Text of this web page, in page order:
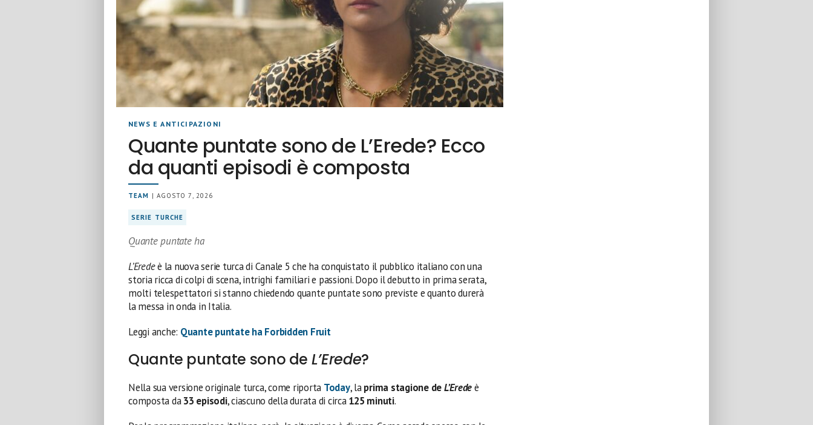
NEWS E ANTICIPAZIONI
Quante puntate sono de L’Erede? Ecco
da quanti episodi è composta
TEAM | AGOSTO 7, 2026
SERIE TURCHE
Quante puntate ha
L’Eredeè la nuova serie turca di Canale 5 che ha conquistato il pubblico italiano con una
storia ricca di colpi di scena, intrighi familiari e passioni. Dopo il debutto in prima serata,
molti telespettatori si stanno chiedendo quante puntate sono previste e quanto durerà
la messa in onda in Italia.
Leggi anche: Quante puntate ha Forbidden Fruit
Quante puntate sono de L’Erede?
Nella sua versione originale turca, come riporta Today, laprima stagione deL’Eredeè
composta da33 episodi, ciascuno della durata di circa125 minuti.